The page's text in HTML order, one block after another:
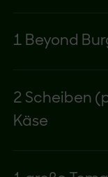
1 Beyond
2 Scheiben
Käse